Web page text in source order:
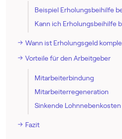
Beispiel Erholungsbeihilfe
Kann ich Erholungsbeihilfe
Wann ist Erholungsgeld
Vorteile für den Arbeitgeber
Mitarbeiterbindung
Mitarbeiterregeneration
Sinkende Lohnnebenkosten
Fazit